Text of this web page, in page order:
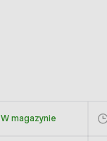
W magazynie